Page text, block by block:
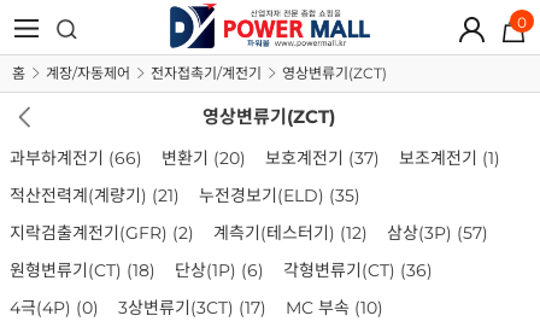
0
홈 계장/자동제어 전자접촉기/계전기 영상변류기(ZCT)
영상변류기(ZCT)
과부하계전기 (66) 변환기 (20) 보호계전기 (37) 보조계전기 (1)
적산전력계(계량기) (21) 누전경보기(ELD) (35)
지락검출계전기(GFR) (2) 계측기(테스터기) (12) 삼상(3P) (57)
원형변류기(CT) (18) 단상(1P) (6) 각형변류기(CT) (36)
4극(4P) (0) 3상변류기(3CT) (17) MC 부속 (10)